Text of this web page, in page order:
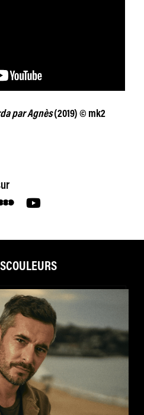
par Agnès(2019) © mk2